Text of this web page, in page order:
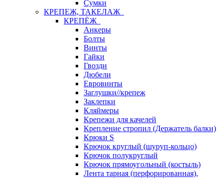
Сумки
КРЕПЕЖ, ТАКЕЛАЖ
КРЕПЁЖ
Анкеры
Болты
Винты
Гайки
Гвозди
Дюбели
Евровинты
Заглушки//крепеж
Заклепки
Кляймеры
Крепежи для качелей
Крепление стропил (Держатель балки)
Крюки S
Крючок круглый (шуруп-кольцо)
Крючок полукруглый
Крючок прямоугольный (костыль)
Лента тарная (перфорированная),